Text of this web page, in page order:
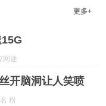
更多+
网速
开脑洞让人笑喷
粉